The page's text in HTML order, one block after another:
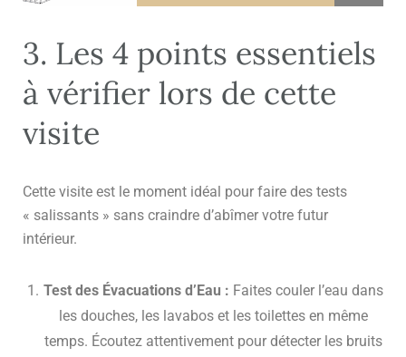
3. Les 4 points essentiels
à vérifier lors de cette
visite
Cette visite est le moment idéal pour faire des tests
« salissants » sans craindre d’abîmer votre futur
intérieur.
Test des Évacuations d’Eau : Faites couler l’eau dans
les douches, les lavabos et les toilettes en même
temps. Écoutez attentivement pour détecter les bruits